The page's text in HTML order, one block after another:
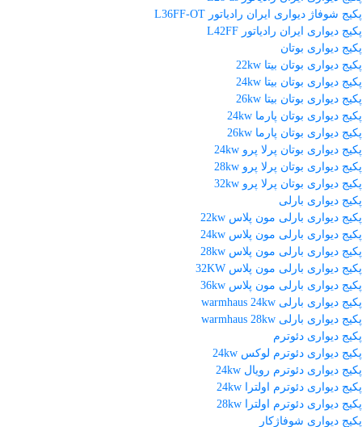
پکیج شوفاژ دیواری ایران رادیاتور L36FF-OT
پکیج دیواری ایران رادیاتور L42FF
پکیج دیواری بوتان
پکیج دیواری بوتان بیتا 22kw
پکیج دیواری بوتان بیتا 24kw
پکیج دیواری بوتان بیتا 26kw
پکیج دیواری بوتان پارما 24kw
پکیج دیواری بوتان پارما 26kw
پکیج دیواری بوتان پرلا پرو 24kw
پکیج دیواری بوتان پرلا پرو 28kw
پکیج دیواری بوتان پرلا پرو 32kw
پکیج دیواری بارلی
پکیج دیواری بارلی مون پلاس 22kw
پکیج دیواری بارلی مون پلاس 24kw
پکیج دیواری بارلی مون پلاس 28kw
پکیج دیواری بارلی مون پلاس 32KW
پکیج دیواری بارلی مون پلاس 36kw
پکیج دیواری بارلی warmhaus 24kw
پکیج دیواری بارلی warmhaus 28kw
پکیج دیواری دئوترم
پکیج دیواری دئوترم لوکس 24kw
پکیج دیواری دئوترم رویال 24kw
پکیج دیواری دئوترم اولترا 24kw
پکیج دیواری دئوترم اولترا 28kw
پکیج دیواری شوفاژکار